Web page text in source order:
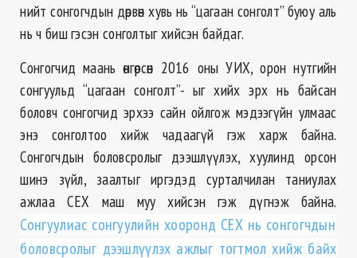
нийт сонгогчдын дөрвөн хувь нь “цагаан сонголт” буюу аль
нь ч биш гэсэн сонголтыг хийсэн байдаг.
Сонгогчид маань өнгөрсөн 2016 оны УИХ, орон нутгийн
сонгуульд “цагаан сонголт”- ыг хийх эрх нь байсан
боловч сонгогчид эрхээ сайн ойлгож мэдээгүйн улмаас
энэ сонголтоо хийж чадаагүй гэж харж байна.
Сонгогчдын боловсролыг дээшлүүлэх, хуулинд орсон
шинэ зүйл, заалтыг иргэдэд сурталчилан таниулах
ажлаа СЕХ маш муу хийсэн гэж дүгнэж байна.
Сонгуулиас сонгуулийн хооронд СЕХ нь сонгогчдын
боловсролыг дээшлүүлэх ажлыг тогтмол хийж байх